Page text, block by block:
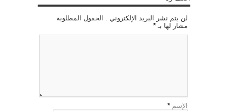
لن يتم نشر البريد الإلكتروني . الحقول المطلوبة
مشار لها بـ *
الإسم *